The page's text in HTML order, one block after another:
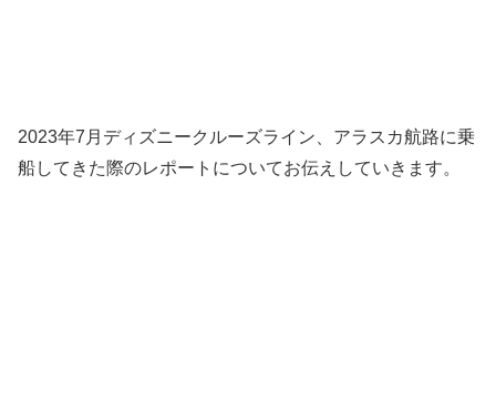
2023年7月ディズニークルーズライン、アラスカ航路に乗
船してきた際のレポートについてお伝えしていきます。